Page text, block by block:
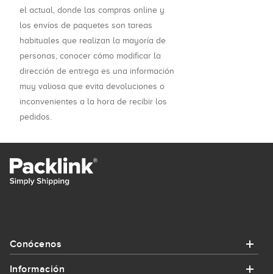
el actual, donde las compras online y
los envíos de paquetes son tareas
habituales que realizan la mayoría de
personas, conocer cómo modificar la
dirección de entrega es una información
muy valiosa que evita devoluciones o
inconvenientes a la hora de recibir los
pedidos.
Conócenos
Información